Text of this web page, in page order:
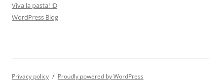
Viva la pasta! :D
WordPress Blog
Privacy policy Proudly powered by WordPress